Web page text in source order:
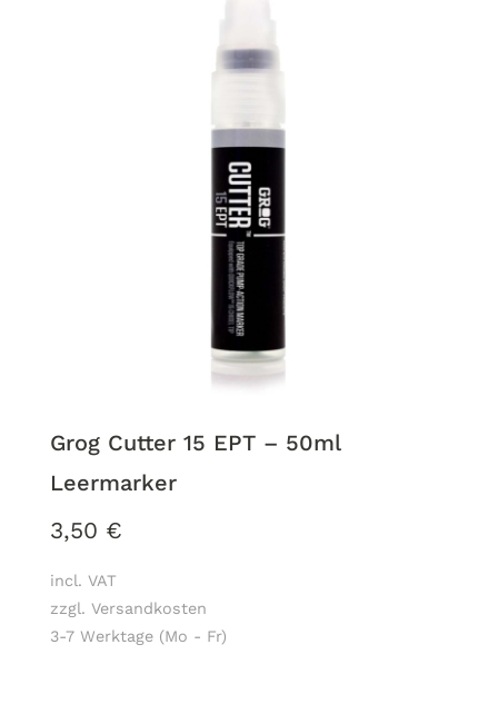
Grog Cutter 15 EPT – 50ml
Leermarker
3,50 €
incl. VAT
zzgl. Versandkosten
3-7 Werktage (Mo - Fr)